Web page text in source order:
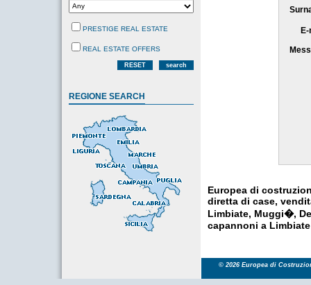
PRESTIGE REAL ESTATE
REAL ESTATE OFFERS
RESET search
REGIONE SEARCH
Europea di
diretta di case,
Limbiate, Muggi�,
capannoni a Limbiate
© 2026 Europea di